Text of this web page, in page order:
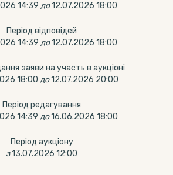
14:39 до12.07.2026 18:00
Період відповідей
14:39 до12.07.2026 18:00
заяви на участь в аукціоні
18:00 до 12.07.2026 20:00
Період редагування
14:39 до16.06.2026 18:00
Період аукціону
з13.07.2026 12:00